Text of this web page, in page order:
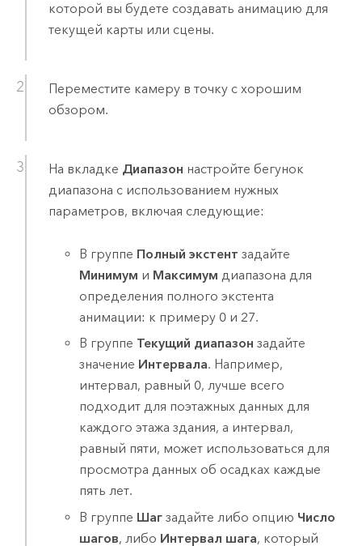
которой вы будете создавать анимацию для
текущей карты или сцены.
Переместите камеру в точку с хорошим
обзором.
На вкладке Диапазон настройте бегунок
диапазона с использованием нужных
параметров, включая следующие:
В группе Полный экстент задайте
Минимум и Максимум диапазона для
определения полного экстента
анимации: к примеру 0 и 27.
В группе Текущий диапазон задайте
значение Интервала. Например,
интервал, равный 0, лучше всего
подходит для поэтажных данных для
каждого этажа здания, а интервал,
равный пяти, может использоваться для
просмотра данных об осадках каждые
пять лет.
В группе Шаг задайте либо опцию Число
шагов, либо Интервал шага, который